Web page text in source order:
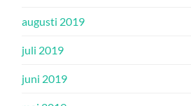
augusti 2019
juli 2019
juni 2019